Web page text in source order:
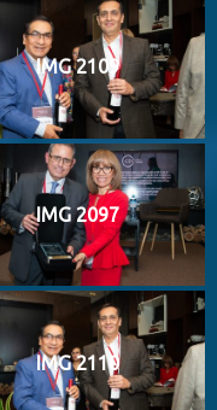
IMG 2109
IMG 2097
IMG 2110